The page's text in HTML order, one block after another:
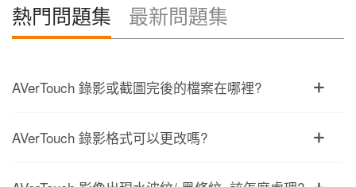
熱門問題集 最新問題集
AVerTouch 錄影或截圖完後的檔案在哪裡?
AVerTouch 錄影格式可以更改嗎?